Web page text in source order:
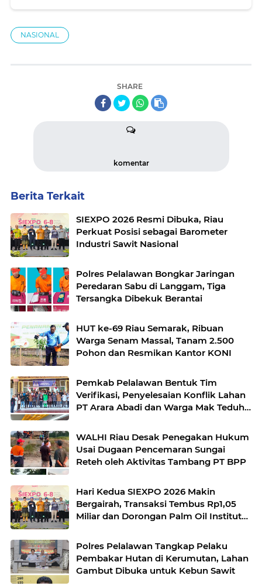
NASIONAL
SHARE
komentar
Berita Terkait
SIEXPO 2026 Resmi Dibuka, Riau
Perkuat Posisi sebagai Barometer
Industri Sawit Nasional
Polres Pelalawan Bongkar Jaringan
Peredaran Sabu di Langgam, Tiga
Tersangka Dibekuk Berantai
HUT ke-69 Riau Semarak, Ribuan
Warga Senam Massal, Tanam 2.500
Pohon dan Resmikan Kantor KONI
Pemkab Pelalawan Bentuk Tim
Verifikasi, Penyelesaian Konflik Lahan
PT Arara Abadi dan Warga Mak Teduh
WALHI Riau Desak Penegakan Hukum
Usai Dugaan Pencemaran Sungai
Reteh oleh Aktivitas Tambang PT BPP
Hari Kedua SIEXPO 2026 Makin
Bergairah, Transaksi Tembus Rp1,05
Miliar dan Dorongan Palm Oil Institute
Polres Pelalawan Tangkap Pelaku
Pembakar Hutan di Kerumutan, Lahan
Gambut Dibuka untuk Kebun Sawit